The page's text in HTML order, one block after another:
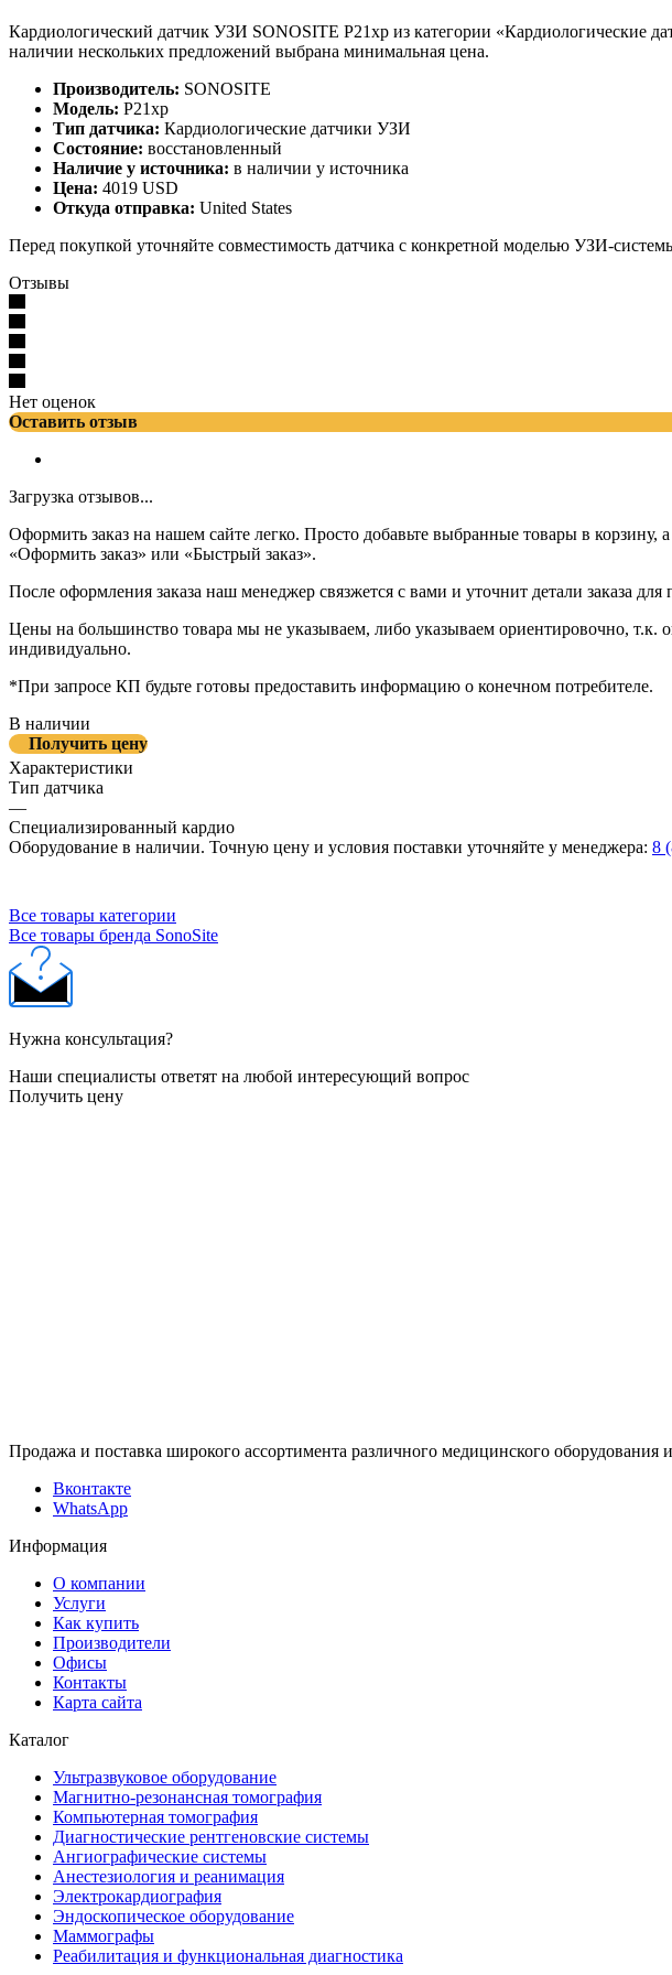
Кардиологический датчик УЗИ SONOSITE P21xp из категории «Кардиологические
наличии нескольких предложений выбрана минимальная цена.
Производитель: SONOSITE
Модель: P21xp
Тип датчика: Кардиологические датчики УЗИ
Состояние: восстановленный
Наличие у источника: в наличии у источника
Цена: 4019 USD
Откуда отправка: United States
Перед покупкой уточняйте совместимость датчика с конкретной моделью УЗИ-
Отзывы
Нет оценок
Оставить отзыв
Загрузка отзывов...
Оформить заказ на нашем сайте легко. Просто добавьте выбранные товары в
«Оформить заказ» или «Быстрый заказ».
После оформления заказа наш менеджер связжется с вами и уточнит детали заказа
Цены на большинство товара мы не указываем, либо указываем ориентировочно, т.к.
индивидуально.
*При запросе КП будьте готовы предоставить информацию о конечном потребителе.
В наличии
Получить цену
Характеристики
Тип датчика
—
Специализированный кардио
Оборудование в наличии. Точную цену и условия поставки уточняйте у менеджера: 8
Все товары категории
Все товары бренда SonoSite
Нужна консультация?
Наши специалисты ответят на любой интересующий вопрос
Получить цену
Продажа и поставка широкого ассортимента различного медицинского оборудования
Вконтакте
WhatsApp
Информация
О компании
Услуги
Как купить
Производители
Офисы
Контакты
Карта сайта
Каталог
Ультразвуковое оборудование
Магнитно-резонансная томография
Компьютерная томография
Диагностические рентгеновские системы
Ангиографические системы
Анестезиология и реанимация
Электрокардиография
Эндоскопическое оборудование
Маммографы
Реабилитация и функциональная диагностика